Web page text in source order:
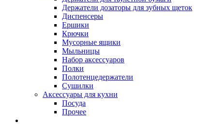
Держатели дозаторы для зубных щеток
Диспенсеры
Ершики
Крючки
Мусорные ящики
Мыльницы
Набор аксессуаров
Полки
Полотенцедержатели
Сушилки
Аксессуары для кухни
Посуда
Прочее